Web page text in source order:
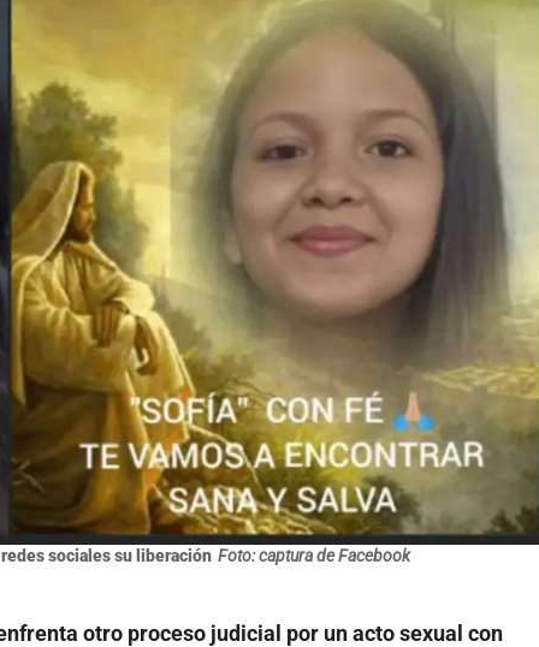
sociales su liberación Foto: captura de Facebook
otro proceso judicial por un acto sexual con